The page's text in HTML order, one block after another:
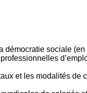
démocratie sociale
et les modalités